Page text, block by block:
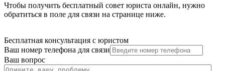
Чтобы получить бесплатный совет юриста онлайн, нужно
обратиться в поле для связи на странице ниже.
Бесплатная консультация с юристом
Ваш номер телефона для связи
Ваш вопрос